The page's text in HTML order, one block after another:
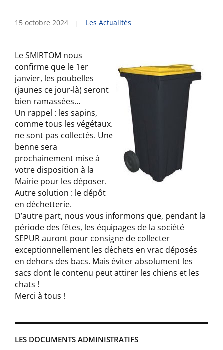
15 octobre 2024 Les Actualités
Le SMIRTOM nous
confirme que le 1er
janvier, les poubelles
(jaunes ce jour-là) seront
bien ramassées…
Un rappel : les sapins,
comme tous les végétaux,
ne sont pas collectés. Une
benne sera
prochainement mise à
votre disposition à la
Mairie pour les déposer.
Autre solution : le dépôt
en déchetterie.
D’autre part, nous vous informons que, pendant la
période des fêtes, les équipages de la société
SEPUR auront pour consigne de collecter
exceptionnellement les déchets en vrac déposés
en dehors des bacs. Mais éviter absolument les
sacs dont le contenu peut attirer les chiens et les
chats !
Merci à tous !
LES DOCUMENTS ADMINISTRATIFS